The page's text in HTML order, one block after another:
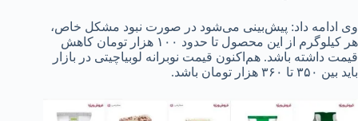
وی ادامه داد: پیش‌بینی می‌شود در صورت نبود مشکل خاص،
هر کیلوگرم از این محصول تا حدود ۱۰۰ هزار تومان کاهش
قیمت داشته باشد. هم‌اکنون قیمت نوبرانه لوبیاچیتی در بازار
باید بین ۳۵۰ تا ۳۶۰ هزار تومان باشد.